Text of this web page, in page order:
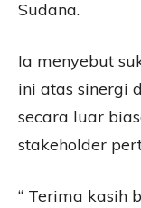
Sudana.
Ia menyebut
ini atas sinergi
secara luar
stakeholder
“ Terima kasih